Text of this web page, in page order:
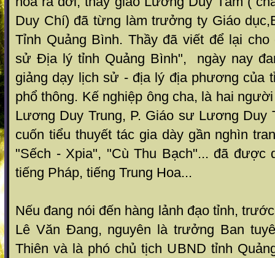
Duy Chí) đã từng làm trưởng ty Giáo
Tỉnh Quảng Bình. Thầy đã viết để lại
sử Địa lý tỉnh Quảng Bình", ngày nay
giảng dạy lịch sử - địa lý địa phương của
phổ thông. Kế nghiệp ông cha, là hai
Lương Duy Trung, P. Giáo sư Lương Duy
cuốn tiểu thuyết tác gia dày gần nghìn
"Sếch - Xpia", "Cù Thu Bạch"... đã được
tiếng Pháp, tiếng Trung Hoa...
Nếu đang nói đến hàng lảnh đạo tỉnh,
Lê Văn Đang, nguyên là trưởng Ban
Thiên và là phó chủ tịch UBND tỉnh